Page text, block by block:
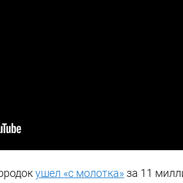
ушел «с молотка» за 11